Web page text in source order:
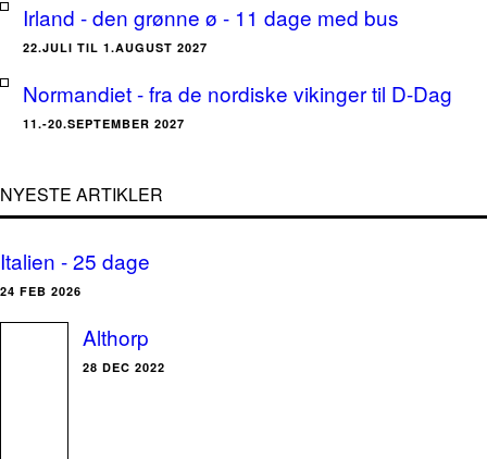
Irland - den grønne ø - 11 dage med bus
22.JULI TIL 1.AUGUST 2027
Normandiet - fra de nordiske vikinger til D-Dag
11.-20.SEPTEMBER 2027
NYESTE ARTIKLER
Italien - 25 dage
24 FEB 2026
Althorp
28 DEC 2022